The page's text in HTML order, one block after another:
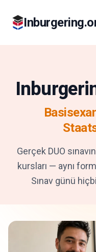
Gerçek DUO
kursları — aynı
Sınav günü